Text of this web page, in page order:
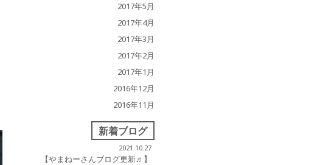
2017年5月
2017年4月
2017年3月
2017年2月
2017年1月
2016年12月
2016年11月
新着ブログ
2021.10.27
【やまねーさんブログ更新♬】